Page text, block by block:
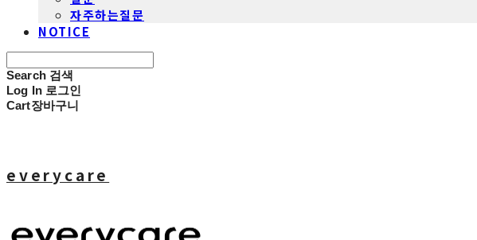
자주하는질문
NOTICE
Search 검색
Log In 로그인
Cart장바구니
everycare